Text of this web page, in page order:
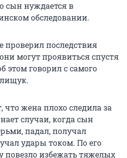
сын нуждается в
обследовании.
проверил последствия
могут проявиться спустя
этом говорил с самого
что жена плохо следила за
случаи, когда сын
падал, получал
удары током. По его
повезло избежать тяжелых